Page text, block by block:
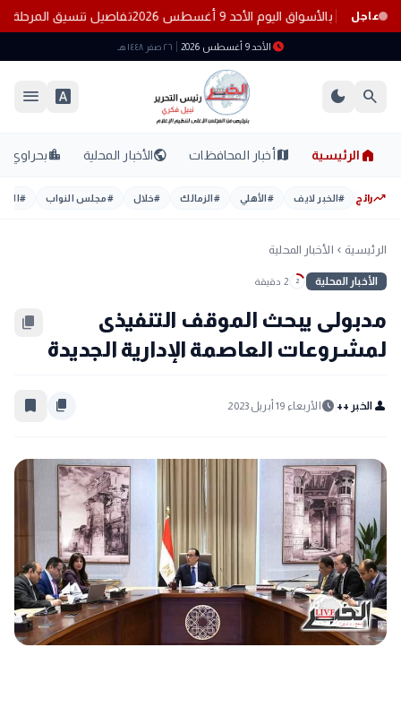
عاجل
بالأسواق اليوم الأحد 9 أغسطس 2026 تفاصيل تنسيق المرحلة الثانية 2026 للجامعات الحكومية
schedule الأحد 9 أغسطس 2026 ٢٦ صفر ١٤٤٨ هـ
search
dark_mode
font_download
menu
home الرئيسية mapأخبار المحافظات publicالأخبار المحلية location_cityبحراوي
trending_upرائج #الخبر لايف #الأهلي #الزمالك #خلال #مجلس النواب #
الرئيسية chevron_left الأخبار المحلية
الأخبار المحلية 2 2 دقيقة
مدبولى يبحث الموقف التنفيذى
لمشروعات العاصمة الإدارية الجديدة
content_copy
person الخبر ++ schedule الأربعاء 19 أبريل 2023 content_copy
bookmark_border